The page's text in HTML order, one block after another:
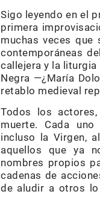
Sigo leyendo en el
primera
muchas veces
contemporáneas
callejera y la liturgia
Negra —¿María
retablo medieval
Todos los
muerte. Cada
incluso la Virgen,
aquellos que ya
nombres propios
cadenas de
de aludir a otros lo